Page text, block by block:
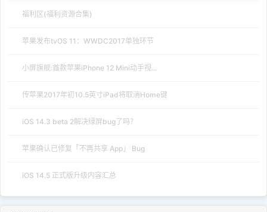
福利区(福利资源合集)
苹果发布tvOS 11：WWDC2017单独环节
小屏旗舰:首款苹果iPhone 12 Mini动手视...
传苹果2017年初10.5英寸iPad将取消Home键
iOS 14.3 beta 2解决绿屏bug了吗？
苹果确认已修复「不再共享 App」 Bug
iOS 14.5 正式版升级内容汇总